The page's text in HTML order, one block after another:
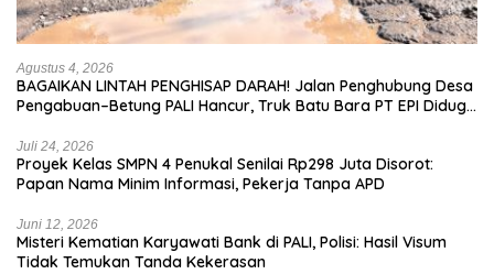
Agustus 4, 2026
BAGAIKAN LINTAH PENGHISAP DARAH! Jalan Penghubung Desa
Pengabuan–Betung PALI Hancur, Truk Batu Bara PT EPI Diduga
Juli 24, 2026
Proyek Kelas SMPN 4 Penukal Senilai Rp298 Juta Disorot:
Papan Nama Minim Informasi, Pekerja Tanpa APD
Juni 12, 2026
Misteri Kematian Karyawati Bank di PALI, Polisi: Hasil Visum
Tidak Temukan Tanda Kekerasan